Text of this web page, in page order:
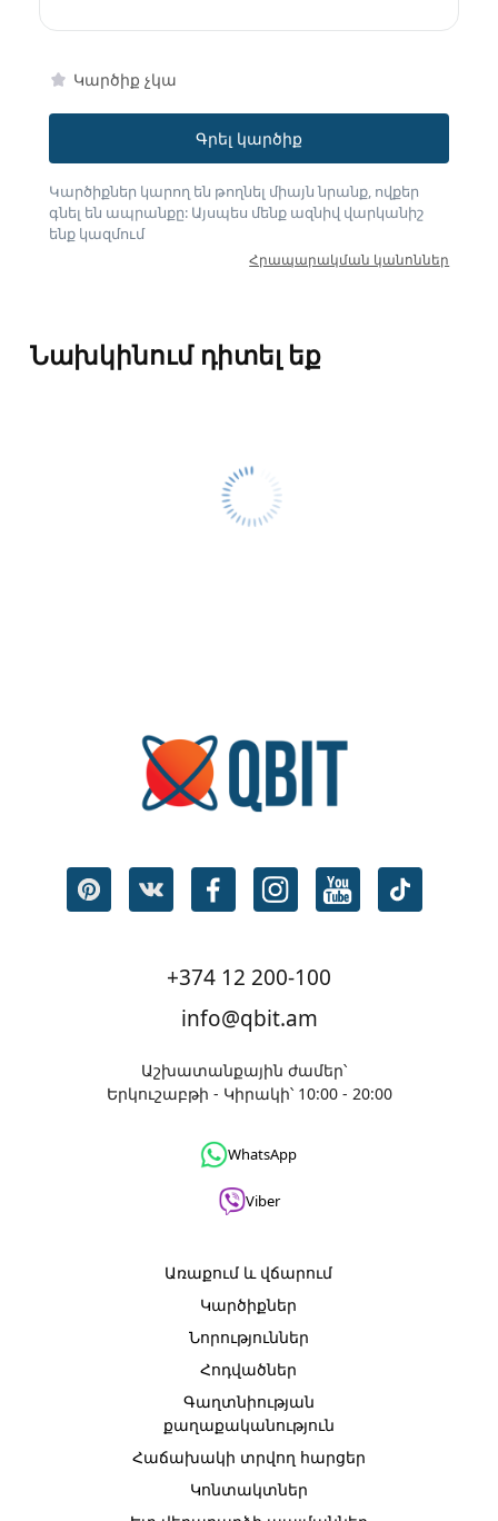
Կարծիք չկա
Գրել կարծիք
Կարծիքներ կարող են թողնել միայն նրանք, ովքեր
գնել են ապրանքը: Այսպես մենք ազնիվ վարկանիշ
ենք կազմում
Հրապարակման կանոններ
Նախկինում դիտել եք
+374 12 200-100
info@qbit.am
Աշխատանքային ժամեր՝
Երկուշաբթի - Կիրակի՝ 10:00 - 20:00
WhatsApp
Viber
Առաքում և վճարում
Կարծիքներ
Նորություններ
Հոդվածներ
Գաղտնիության
քաղաքականություն
Հաճախակի տրվող հարցեր
Կոնտակտներ